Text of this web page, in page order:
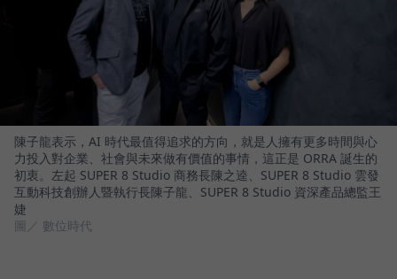
陳子龍表示，AI 時代最值得追求的方向，就是人擁有更多時間與心
力投入對企業、社會與未來做有價值的事情，這正是 ORRA 誕生的
初衷。左起 SUPER 8 Studio 商務長陳之逵、SUPER 8 Studio 雲發
互動科技創辦人暨執行長陳子龍、SUPER 8 Studio 資深產品總監王
婕
圖／ 數位時代